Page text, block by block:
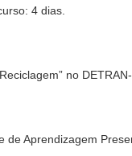
4 dias.
no DETRAN-
de Aprendizagem